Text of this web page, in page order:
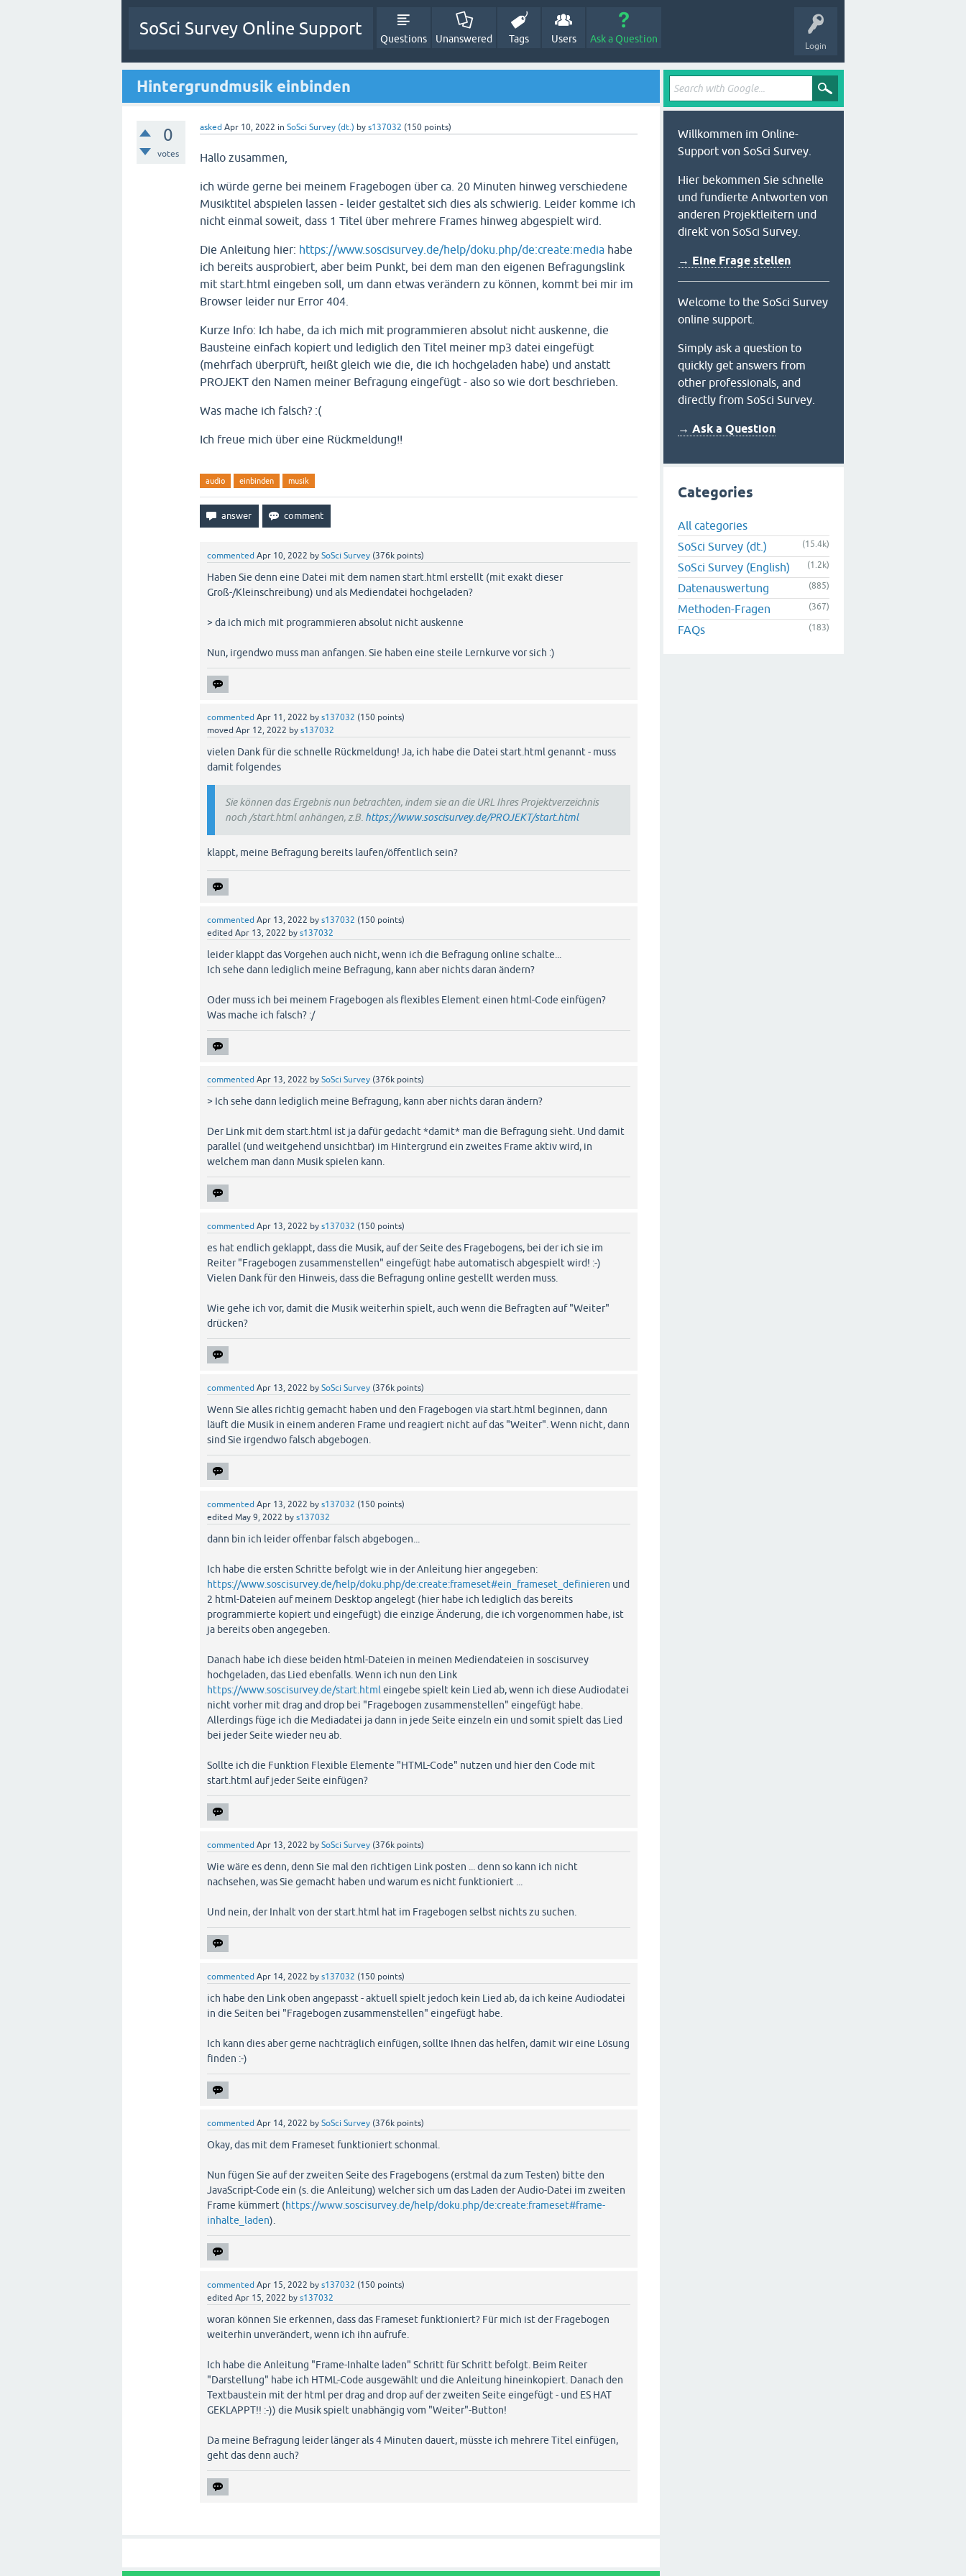
Login
SoSci Survey Online Support
Questions Unanswered Tags Users Ask a Question
Hintergrundmusik einbinden
0
votes
asked Apr 10, 2022 in SoSci Survey (dt.) by s137032 (150 points)
Hallo zusammen,
ich würde gerne bei meinem Fragebogen über ca. 20 Minuten hinweg verschiedene
Musiktitel abspielen lassen - leider gestaltet sich dies als schwierig. Leider komme ich
nicht einmal soweit, dass 1 Titel über mehrere Frames hinweg abgespielt wird.
Die Anleitung hier: https://www.soscisurvey.de/help/doku.php/de:create:media habe
ich bereits ausprobiert, aber beim Punkt, bei dem man den eigenen Befragungslink
mit start.html eingeben soll, um dann etwas verändern zu können, kommt bei mir im
Browser leider nur Error 404.
Kurze Info: Ich habe, da ich mich mit programmieren absolut nicht auskenne, die
Bausteine einfach kopiert und lediglich den Titel meiner mp3 datei eingefügt
(mehrfach überprüft, heißt gleich wie die, die ich hochgeladen habe) und anstatt
PROJEKT den Namen meiner Befragung eingefügt - also so wie dort beschrieben.
Was mache ich falsch? :(
Ich freue mich über eine Rückmeldung!!
audio einbinden musik
commented Apr 10, 2022 by SoSci Survey (376k points)
Haben Sie denn eine Datei mit dem namen start.html erstellt (mit exakt dieser
Groß-/Kleinschreibung) und als Mediendatei hochgeladen?
> da ich mich mit programmieren absolut nicht auskenne
Nun, irgendwo muss man anfangen. Sie haben eine steile Lernkurve vor sich :)
commented Apr 11, 2022 by s137032 (150 points)
moved Apr 12, 2022 by s137032
vielen Dank für die schnelle Rückmeldung! Ja, ich habe die Datei start.html genannt - muss
damit folgendes
Sie können das Ergebnis nun betrachten, indem sie an die URL Ihres Projektverzeichnis
noch /start.html anhängen, z.B. https://www.soscisurvey.de/PROJEKT/start.html
klappt, meine Befragung bereits laufen/öffentlich sein?
commented Apr 13, 2022 by s137032 (150 points)
edited Apr 13, 2022 by s137032
leider klappt das Vorgehen auch nicht, wenn ich die Befragung online schalte...
Ich sehe dann lediglich meine Befragung, kann aber nichts daran ändern?
Oder muss ich bei meinem Fragebogen als flexibles Element einen html-Code einfügen?
Was mache ich falsch? :/
commented Apr 13, 2022 by SoSci Survey (376k points)
> Ich sehe dann lediglich meine Befragung, kann aber nichts daran ändern?
Der Link mit dem start.html ist ja dafür gedacht *damit* man die Befragung sieht. Und damit
parallel (und weitgehend unsichtbar) im Hintergrund ein zweites Frame aktiv wird, in
welchem man dann Musik spielen kann.
commented Apr 13, 2022 by s137032 (150 points)
es hat endlich geklappt, dass die Musik, auf der Seite des Fragebogens, bei der ich sie im
Reiter "Fragebogen zusammenstellen" eingefügt habe automatisch abgespielt wird! :-)
Vielen Dank für den Hinweis, dass die Befragung online gestellt werden muss.
Wie gehe ich vor, damit die Musik weiterhin spielt, auch wenn die Befragten auf "Weiter"
drücken?
commented Apr 13, 2022 by SoSci Survey (376k points)
Wenn Sie alles richtig gemacht haben und den Fragebogen via start.html beginnen, dann
läuft die Musik in einem anderen Frame und reagiert nicht auf das "Weiter". Wenn nicht, dann
sind Sie irgendwo falsch abgebogen.
commented Apr 13, 2022 by s137032 (150 points)
edited May 9, 2022 by s137032
dann bin ich leider offenbar falsch abgebogen...
Ich habe die ersten Schritte befolgt wie in der Anleitung hier angegeben:
https://www.soscisurvey.de/help/doku.php/de:create:frameset#ein_frameset_definieren und
2 html-Dateien auf meinem Desktop angelegt (hier habe ich lediglich das bereits
programmierte kopiert und eingefügt) die einzige Änderung, die ich vorgenommen habe, ist
ja bereits oben angegeben.
Danach habe ich diese beiden html-Dateien in meinen Mediendateien in soscisurvey
hochgeladen, das Lied ebenfalls. Wenn ich nun den Link
https://www.soscisurvey.de/start.html eingebe spielt kein Lied ab, wenn ich diese Audiodatei
nicht vorher mit drag and drop bei "Fragebogen zusammenstellen" eingefügt habe.
Allerdings füge ich die Mediadatei ja dann in jede Seite einzeln ein und somit spielt das Lied
bei jeder Seite wieder neu ab.
Sollte ich die Funktion Flexible Elemente "HTML-Code" nutzen und hier den Code mit
start.html auf jeder Seite einfügen?
commented Apr 13, 2022 by SoSci Survey (376k points)
Wie wäre es denn, denn Sie mal den richtigen Link posten ... denn so kann ich nicht
nachsehen, was Sie gemacht haben und warum es nicht funktioniert ...
Und nein, der Inhalt von der start.html hat im Fragebogen selbst nichts zu suchen.
commented Apr 14, 2022 by s137032 (150 points)
ich habe den Link oben angepasst - aktuell spielt jedoch kein Lied ab, da ich keine Audiodatei
in die Seiten bei "Fragebogen zusammenstellen" eingefügt habe.
Ich kann dies aber gerne nachträglich einfügen, sollte Ihnen das helfen, damit wir eine Lösung
finden :-)
commented Apr 14, 2022 by SoSci Survey (376k points)
Okay, das mit dem Frameset funktioniert schonmal.
Nun fügen Sie auf der zweiten Seite des Fragebogens (erstmal da zum Testen) bitte den
JavaScript-Code ein (s. die Anleitung) welcher sich um das Laden der Audio-Datei im zweiten
Frame kümmert (https://www.soscisurvey.de/help/doku.php/de:create:frameset#frame-
inhalte_laden).
commented Apr 15, 2022 by s137032 (150 points)
edited Apr 15, 2022 by s137032
woran können Sie erkennen, dass das Frameset funktioniert? Für mich ist der Fragebogen
weiterhin unverändert, wenn ich ihn aufrufe.
Ich habe die Anleitung "Frame-Inhalte laden" Schritt für Schritt befolgt. Beim Reiter
"Darstellung" habe ich HTML-Code ausgewählt und die Anleitung hineinkopiert. Danach den
Textbaustein mit der html per drag and drop auf der zweiten Seite eingefügt - und ES HAT
GEKLAPPT!! :-)) die Musik spielt unabhängig vom "Weiter"-Button!
Da meine Befragung leider länger als 4 Minuten dauert, müsste ich mehrere Titel einfügen,
geht das denn auch?
Willkommen im Online-
Support von SoSci Survey.
Hier bekommen Sie schnelle
und fundierte Antworten von
anderen Projektleitern und
direkt von SoSci Survey.
→ Eine Frage stellen
Welcome to the SoSci Survey
online support.
Simply ask a question to
quickly get answers from
other professionals, and
directly from SoSci Survey.
→ Ask a Question
Categories
All categories
SoSci Survey (dt.)
(15.4k)
SoSci Survey (English) (1.2k)
Datenauswertung (885)
Methoden-Fragen (367)
FAQs (183)